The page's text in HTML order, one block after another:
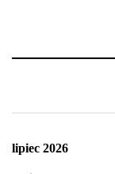
lipiec 2026